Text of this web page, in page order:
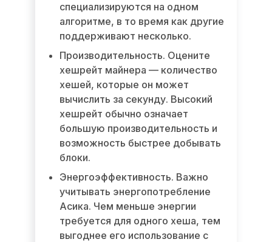
специализируются на одном
алгоритме, в то время как другие
поддерживают несколько.
Производительность. Оцените
хешрейт майнера — количество
хешей, которые он может
вычислить за секунду. Высокий
хешрейт обычно означает
большую производительность и
возможность быстрее добывать
блоки.
Энергоэффективность. Важно
учитывать энергопотребление
Асика. Чем меньше энергии
требуется для одного хеша, тем
выгоднее его использование с